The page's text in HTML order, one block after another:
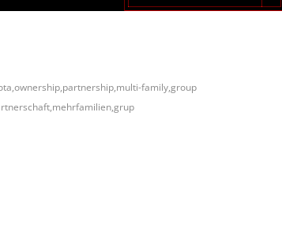
family,group